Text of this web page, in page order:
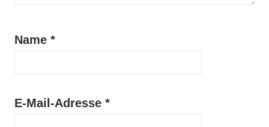
Name *
E-Mail-Adresse *